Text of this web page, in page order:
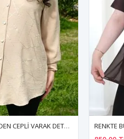
RENKTE BÜYÜK BEDEN ŞİFON DETAYLI TORBA CEPLİ KAHVERENGİ BLUZ